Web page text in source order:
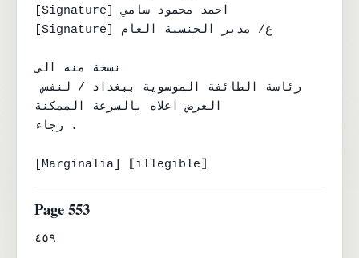
[Signature] احمد محمود سامي
[Signature] ع/ مدير الجنسية العام
نسخة منه الى
رئاسة الطائفة الموسوية ببغداد / لنفس
الغرض اعلاه بالسرعة الممكنة
رجاء .
[Marginalia] ⟦illegible⟧
Page 553
٤٥٩